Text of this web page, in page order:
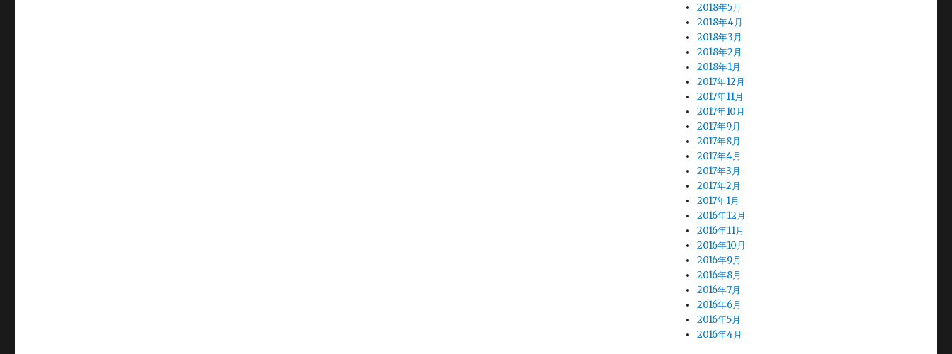
2018年5月
2018年4月
2018年3月
2018年2月
2018年1月
2017年12月
2017年11月
2017年10月
2017年9月
2017年8月
2017年4月
2017年3月
2017年2月
2017年1月
2016年12月
2016年11月
2016年10月
2016年9月
2016年8月
2016年7月
2016年6月
2016年5月
2016年4月